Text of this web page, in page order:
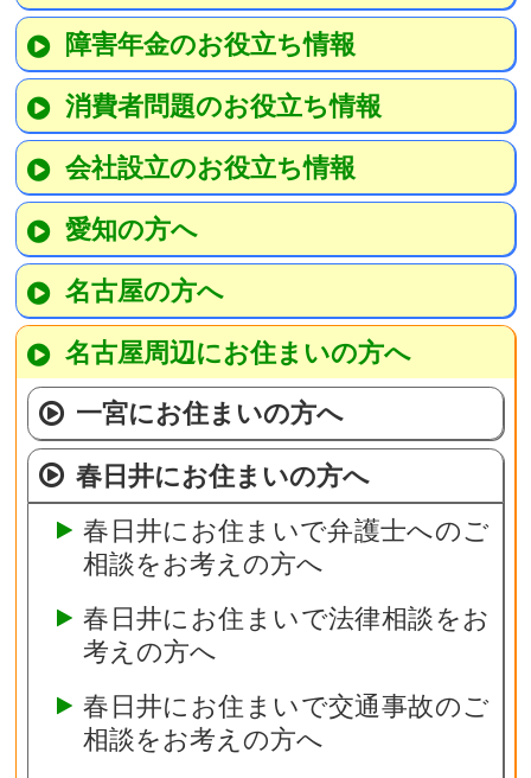
障害年金のお役立ち情報
消費者問題のお役立ち情報
会社設立のお役立ち情報
愛知の方へ
名古屋の方へ
名古屋周辺にお住まいの方へ
一宮にお住まいの方へ
春日井にお住まいの方へ
春日井にお住まいで弁護士へのご
相談をお考えの方へ
春日井にお住まいで法律相談をお
考えの方へ
春日井にお住まいで交通事故のご
相談をお考えの方へ